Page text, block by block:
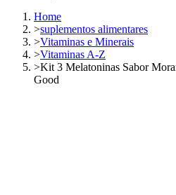
Home
>suplementos alimentares
>Vitaminas e Minerais
>Vitaminas A-Z
>Kit 3 Melatoninas Sabor
Good